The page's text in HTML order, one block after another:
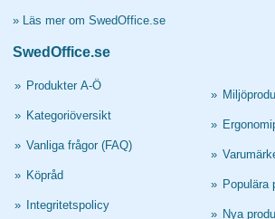
» Läs mer om SwedOffice.se
SwedOffice.se
» Produkter A-Ö
» Kategoriöversikt
» Vanliga frågor (FAQ)
» Köpråd
» Integritetspolicy
»
»
»
» Populära
» Nya